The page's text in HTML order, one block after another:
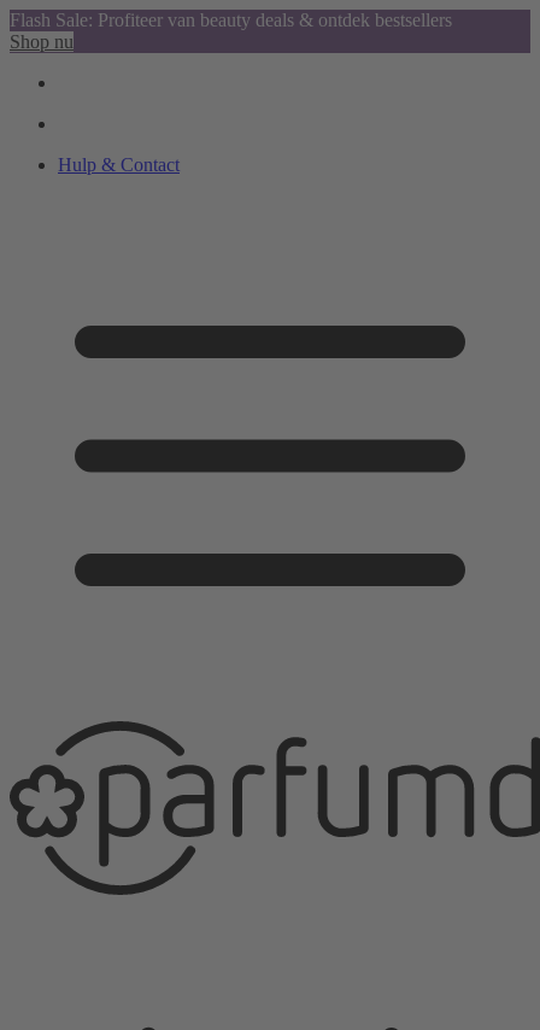
Flash Sale: Profiteer van beauty deals & ontdek bestsellers
Shop nu
Hulp & Contact